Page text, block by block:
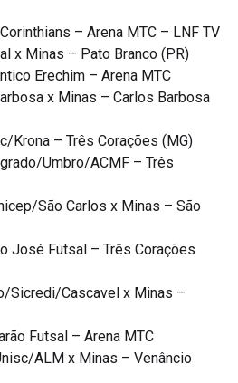
– Arena MTC – LNF TV
x Minas – Pato Branco (PR)
Erechim – Arena MTC
x Minas – Carlos Barbosa
Krona – Três Corações (MG)
Umbro/ACMF – Três
São Carlos x Minas – São
José Futsal – Três Corações
Sicredi/Cascavel x Minas –
Futsal – Arena MTC
ALM x Minas – Venâncio